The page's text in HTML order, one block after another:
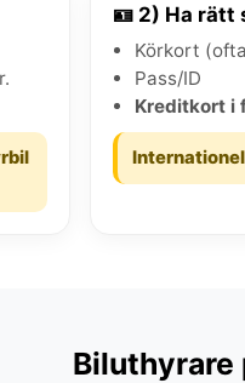
🪪 2) Ha rätt
Körkort
Pass/ID
Kreditkort i
Biluthyrare